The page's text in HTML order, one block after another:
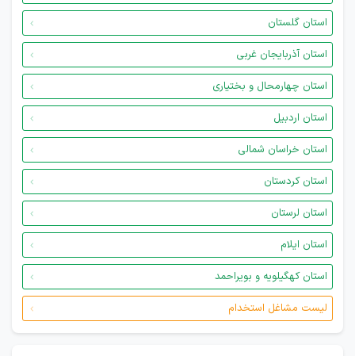
استان گلستان
استان آذربایجان غربی
استان چهارمحال و بختیاری
استان اردبیل
استان خراسان شمالی
استان کردستان
استان لرستان
استان ایلام
استان کهگیلویه و بویراحمد
لیست مشاغل استخدام